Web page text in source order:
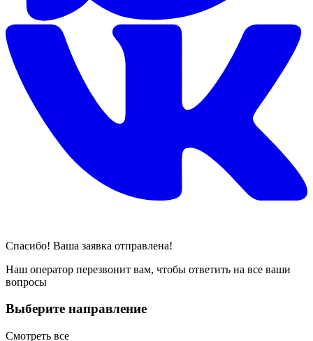
Спасибо! Ваша заявка отправлена!
Наш оператор перезвонит вам, чтобы ответить на все ваши
вопросы
Выберите направление
Смотреть все